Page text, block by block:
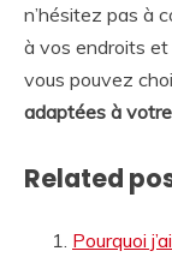
n’hésitez pas à
à vos endroits
vous pouvez
adaptées à
Related
Pourquoi